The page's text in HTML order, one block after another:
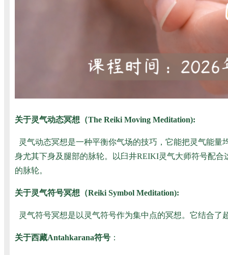
关于灵气动态冥想（The Reiki Moving Meditation):
灵气动态冥想是一种平衡你气场的技巧，它能把灵气能
身尤其下身及腿部的脉轮。以臼井REIKI灵气大师符号配
的脉轮。
关于灵气符号冥想（Reiki Symbol Meditation):
灵气符号冥想是以灵气符号作为集中点的冥想。它结合
关于西藏Antahkarana符号 ：